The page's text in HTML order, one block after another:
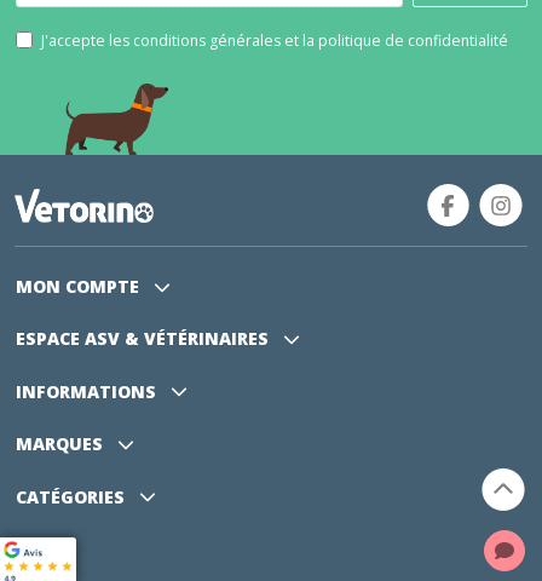
J'accepte les conditions générales et la politique de confidentialité
MON COMPTE
ESPACE ASV & VÉTÉRINAIRES
INFORMATIONS
MARQUES
CATÉGORIES